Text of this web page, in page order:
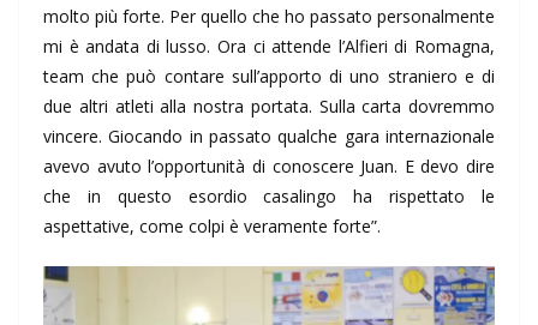
molto più forte. Per quello che ho passato personalmente
mi è andata di lusso. Ora ci attende l’Alfieri di Romagna,
team che può contare sull’apporto di uno straniero e di
due altri atleti alla nostra portata. Sulla carta dovremmo
vincere. Giocando in passato qualche gara internazionale
avevo avuto l’opportunità di conoscere Juan. E devo dire
che in questo esordio casalingo ha rispettato le
aspettative, come colpi è veramente forte”.